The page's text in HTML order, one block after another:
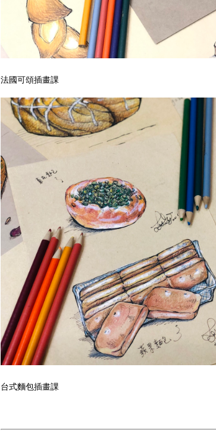
法國可頌插畫課
台式麵包插畫課